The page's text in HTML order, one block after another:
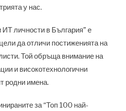
у нас.
личности в България” е
да отличи постиженията на
Той обръща внимание на
и високотехнологични
родни имена.
за “Топ 100 най-